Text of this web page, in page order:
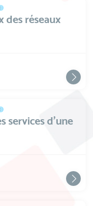
des réseaux
services d'une